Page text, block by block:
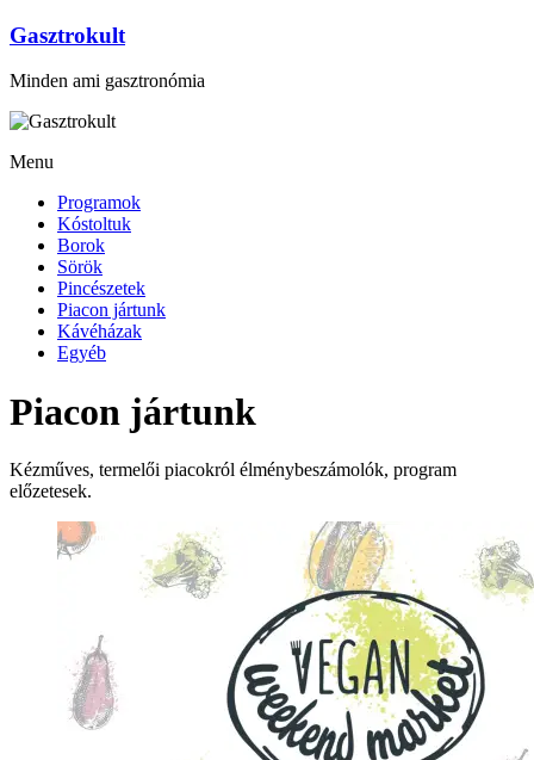
Gasztrokult
Minden ami gasztronómia
Menu
Programok
Kóstoltuk
Borok
Sörök
Pincészetek
Piacon jártunk
Kávéházak
Egyéb
Piacon jártunk
Kézműves, termelői piacokról élménybeszámolók, program
előzetesek.